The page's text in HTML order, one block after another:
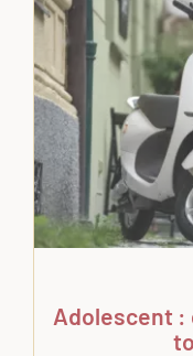
Adolescent :